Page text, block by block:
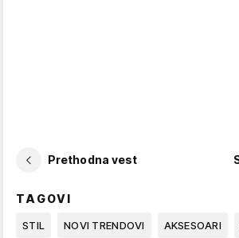
Prethodna vest
TAGOVI
STIL NOVI TRENDOVI AKSESOARI